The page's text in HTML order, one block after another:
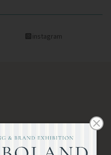
instagram
戸堀1-23-11 6F